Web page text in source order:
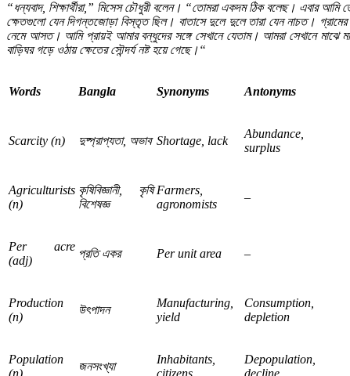
“ধন্যবাদ, শিক্ষার্থীরা,” মিসেস চৌধুরী বলেন। “তোমরা একদম ঠিক বলেছ। এবার আমি
ক্ষেতগুলো যেন দিগন্তজোড়া বিস্তৃত ছিল। বাতাসে দুলে দুলে তারা যেন নাচত। গ্রামের
নেমে আসত। আমি প্রায়ই আমার বন্ধুদের সঙ্গে সেখানে যেতাম। আমরা সেখানে মাঝে
বাড়িঘর গড়ে ওঠায় ক্ষেতের সৌন্দর্য নষ্ট হয়ে গেছে।“
Words Bangla Synonyms Antonyms
Scarcity (n) দুষ্প্রাপ্যতা, অভাব Shortage, lack
Abundance,
surplus
Agriculturists
(n)
কৃষিবিজ্ঞানী, কৃষি
বিশেষজ্ঞ
Farmers,
agronomists
–
Per acre
(adj)
প্রতি একর Per unit area –
Production
(n)
উৎপাদন
Manufacturing,
yield
Consumption,
depletion
Population
(n)
জনসংখ্যা
Inhabitants,
citizens
Depopulation,
decline